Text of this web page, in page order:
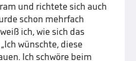
und richtete sich auch
schon mehrfach
ich, wie sich das
wünschte, diese
Ich schwöre beim